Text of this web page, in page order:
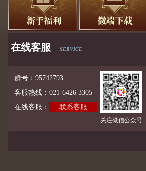
在线客服 SERVICE
群号：95742793
客服热线：021-6426 3305
在线客服：
联系客服
关注微信公众号